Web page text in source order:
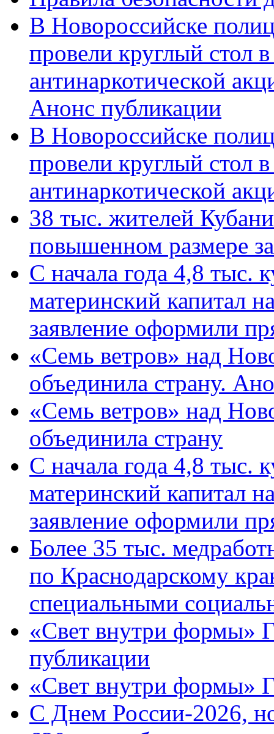
В Новороссийске
провели круглый стол
антинаркотической
Анонс публикации
В Новороссийске
провели круглый стол
антинаркотической
38 тыс. жителей
повышенном размере
С начала года 4,8 тыс.
материнский капитал
заявление оформили
«Семь ветров» над
объединила страну.
«Семь ветров» над
объединила страну
С начала года 4,8 тыс.
материнский капитал
заявление оформили
Более 35 тыс.
по Краснодарскому
специальными
«Свет внутри формы»
публикации
«Свет внутри формы»
C Днем России-2026,